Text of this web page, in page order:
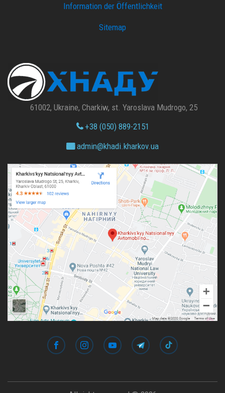
Information der Öffentlichkeit
Sitemap
61002, Ukraine, Charkiw, st. Yaroslava Mudrogo, 25
+38 (050) 889-2151
admin@khadi.kharkov.ua